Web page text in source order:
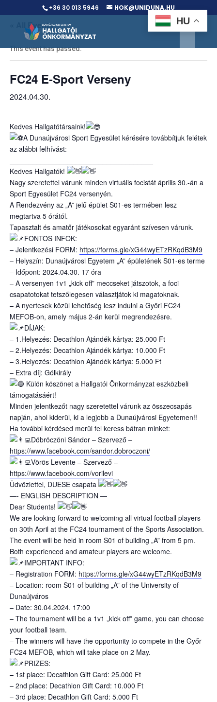
+36 30 013 5946 HOK@UNIDUNA.HU
« All Events
This event has passed.
FC24 E-Sport Verseny
2024.04.30.
Kedves Hallgatótársaink!
A Dunaújvárosi Sport Egyesület kérésére továbbítjuk felétek
az alábbi felhívást:
Kedves Hallgatók!
Nagy szeretettel várunk minden virtuális focistát április 30.-án a
Sport Egyesület FC24 versenyén.
A Rendezvény az „A” jelű épület S01-es termében lesz
megtartva 5 órától.
Tapasztalt és amatőr játékosokat egyaránt szívesen várunk.
FONTOS INFOK:
– Jelentkezési FORM: https://forms.gle/xG44wyETzRKqdB3M9
– Helyszín: Dunaújvárosi Egyetem „A” épületének S01-es terme
– Időpont: 2024.04.30. 17 óra
– A versenyen 1v1 „kick off” meccseket játszotok, a foci
csapatotokat tetszőlegesen választjátok ki magatoknak.
– A nyertesek közül lehetőség lesz indulni a Győri FC24
MEFOB-on, amely május 2-án kerül megrendezésre.
DÍJAK:
– 1.Helyezés: Decathlon Ajándék kártya: 25.000 Ft
– 2.Helyezés: Decathlon Ajándék kártya: 10.000 Ft
– 3.Helyezés: Decathlon Ajándék kártya: 5.000 Ft
– Extra díj: Gólkirály
Külön köszönet a Hallgatói Önkormányzat eszközbeli
támogatásáért!
Minden jelentkezőt nagy szeretettel várunk az összecsapás
napján, ahol kiderül, ki a legjobb a Dunaújvárosi Egyetemen!!
Ha további kérdésed merül fel keress bátran minket:
Döbröczöni Sándor – Szervező –
https://www.facebook.com/sandor.dobroczoni/
Vörös Levente – Szervező –
https://www.facebook.com/vorilevi
Üdvözlettel, DUESE csapata
—- ENGLISH DESCRIPTION —
Dear Students!
We are looking forward to welcoming all virtual football players
on 30th April at the FC24 tournament of the Sports Association.
The event will be held in room S01 of building „A” from 5 pm.
Both experienced and amateur players are welcome.
IMPORTANT INFO:
– Registration FORM: https://forms.gle/xG44wyETzRKqdB3M9
– Location: room S01 of building „A” of the University of
Dunaújváros
– Date: 30.04.2024. 17:00
– The tournament will be a 1v1 „kick off” game, you can choose
your football team.
– The winners will have the opportunity to compete in the Győr
FC24 MEFOB, which will take place on 2 May.
PRIZES:
– 1st place: Decathlon Gift Card: 25.000 Ft
– 2nd place: Decathlon Gift Card: 10.000 Ft
– 3rd place: Decathlon Gift Card: 5.000 Ft
HU